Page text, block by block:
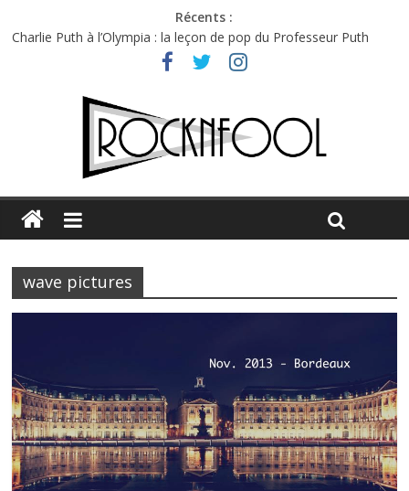
Récents :
Charlie Puth à l’Olympia : la leçon de pop du Professeur Puth
Festival Triptyque : un nouveau festival de musique indépendant
Hellfest 2026 vendredi : température et émotions en hausse
Hellfest 2026 jeudi : impossible de choisir entre chaleur et bonne
Première édition du Midgard Festival : entre bière, métal et
wave pictures